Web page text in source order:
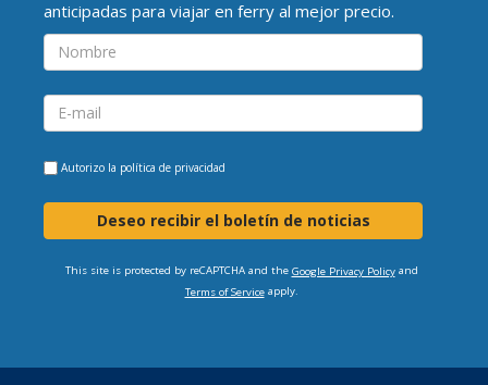
anticipadas para viajar en ferry al mejor precio.
Autorizo la política de privacidad
Deseo recibir el boletín de noticias
This site is protected by reCAPTCHA and the Google Privacy Policyand
Terms of Serviceapply.